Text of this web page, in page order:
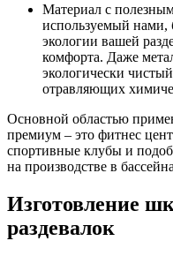
Материал с
используемый нами,
экологии вашей
комфорта. Даже
экологически
отравляющих
Основной областью
премиум – это фитнес
спортивные клубы и
на производстве в
Изготовление
раздевалок